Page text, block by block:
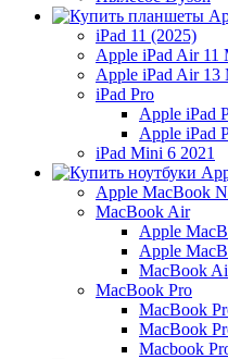
iPad 11 (2025)
Apple iPad Air 11
Apple iPad Air 13
iPad Pro
Apple iPad
Apple iPad
iPad Mini 6 2021
Apple MacBook
MacBook Air
Apple
Apple
MacBook
MacBook Pro
MacBook
MacBook
Macbook